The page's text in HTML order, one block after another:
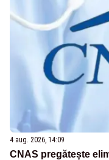
4 aug. 2026, 14:09
CNAS pregătește